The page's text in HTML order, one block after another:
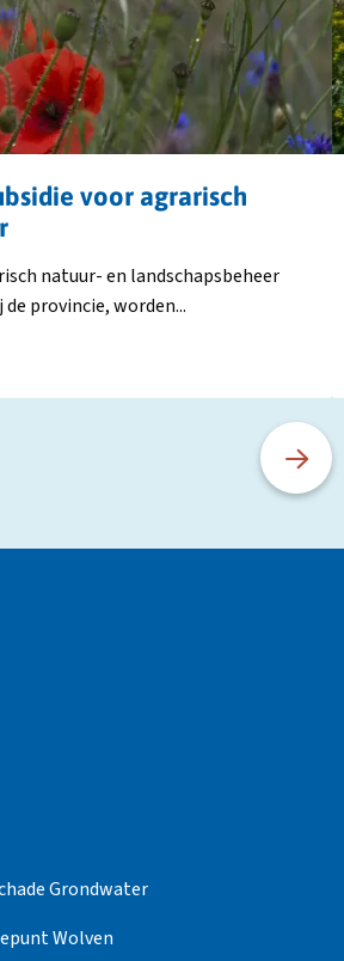
voor agrarisch
natuur- en landschapsbeheer
provincie, worden...
Grondwater
Wolven